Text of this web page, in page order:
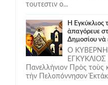
τουτεστιν ο...
Ἡ Ἐγκύκλιος
ἀπαγόρευε
Δημοσίου νὰ
Ο
ΕΓΚΥΚΛΙΟΣ
Πανελλήνιον Πρὸς τοὺς
τὴν Πελοπόννησον